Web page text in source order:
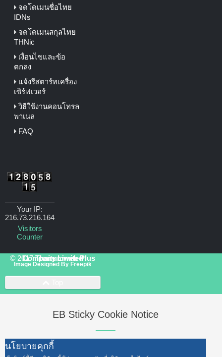
จดโดเมนชื่อไทย
IDNs
จดโดเมนสกุลไทย
THNic
เงื่อนไขและข้อ
ตกลง
แจ้งรีสตาร์ทเครื่อง
เซิร์ฟเวอร์
วิธีใช้งานคอนโทรล
พาเนล
FAQ
Your IP:
216.73.216.164
Visitors
Counter
© 2017Thaitumweb Plus Company Limited
Image Designed By Freepik
EB Sticky Cookie Notice
นโยบายคุกกี้